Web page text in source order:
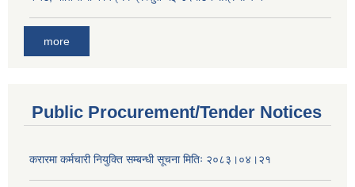
more
Public Procurement/Tender Notices
करारमा कर्मचारी नियुक्ति सम्बन्धी सूचना मितिः २०८३।०४।२१